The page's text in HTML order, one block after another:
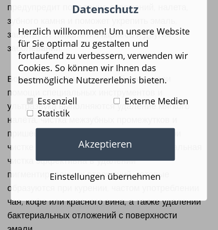
предупредит появление отложений, налета,
зубного камня и поможет укрепить эмаль,
защитит от появления кариеса и других
заболеваний.
Во время профилактической чистки при
помощи специальных инструментов и
ультразвука выполняются удаление мягкого
налёта, чистка межзубных промежутков и
пришеечной области - малодоступных при
чистке зубной щеткой мест. Профессиональная
чистка эффективна в удалении
пигментированных отложений, которые
образуются при курении, частом употреблении
чая, кофе или красного вина, а также удалении
бактериальных отложений с поверхности
Datenschutz
Herzlich willkommen! Um unsere Website
für Sie optimal zu gestalten und
fortlaufend zu verbessern, verwenden wir
Cookies. So können wir Ihnen das
bestmögliche Nutzererlebnis bieten.
Essenziell
Externe Medien
Statistik
Akzeptieren
Einstellungen übernehmen